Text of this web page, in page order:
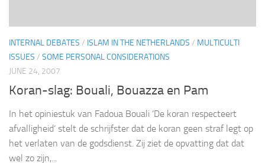
INTERNAL DEBATES / ISLAM IN THE NETHERLANDS / MULTICULTI
ISSUES / SOME PERSONAL CONSIDERATIONS
JUNE 24, 2007
Koran-slag: Bouali, Bouazza en Pam
In het opiniestuk van Fadoua Bouali ‘De koran respecteert
afvalligheid‘ stelt de schrijfster dat de koran geen straf legt op
het verlaten van de godsdienst. Zij ziet de opvatting dat dat
wel zo zijn,...